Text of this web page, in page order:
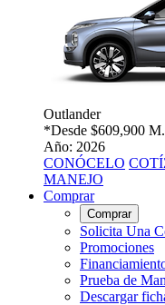
Outlander
*Desde $609,900
Año: 2026
CONÓCELO
MANEJO
Comprar
Comprar
Solicita Una
Promociones
Prueba de
Descargar